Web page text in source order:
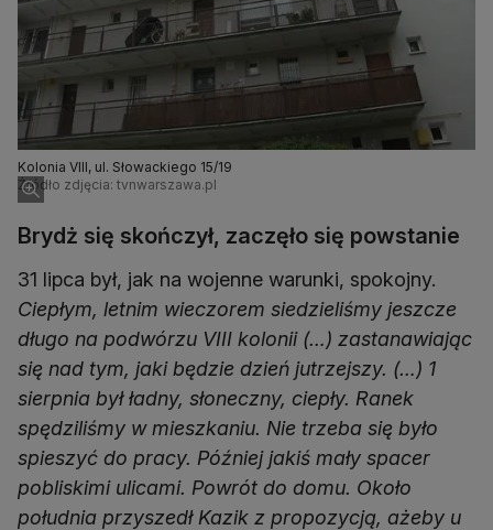
Kolonia VIII, ul. Słowackiego 15/19
Źródło zdjęcia: tvnwarszawa.pl
Brydż się skończył, zaczęło się powstanie
31 lipca był, jak na wojenne warunki, spokojny.
Ciepłym, letnim wieczorem siedzieliśmy jeszcze
długo na podwórzu VIII kolonii (…) zastanawiając
się nad tym, jaki będzie dzień jutrzejszy. (…) 1
sierpnia był ładny, słoneczny, ciepły. Ranek
spędziliśmy w mieszkaniu. Nie trzeba się było
spieszyć do pracy. Później jakiś mały spacer
pobliskimi ulicami. Powrót do domu. Około
południa przyszedł Kazik z propozycją, ażeby u